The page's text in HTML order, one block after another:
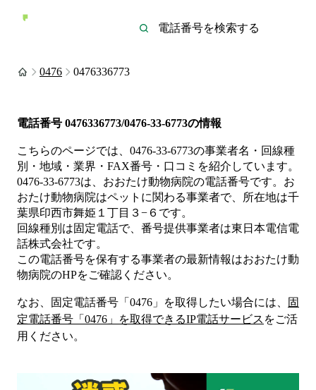
0476 0476336773
電話番号 0476336773/0476-33-6773の情報
こちらのページでは、 0476-33-6773の事業者名・回線種
別・地域・業界・FAX番号・口コミを紹介しています。
0476-33-6773は、 おおたけ動物病院の電話番号です。 お
おたけ動物病院はペット に関わる事業者で、所在地は千
葉県印西市舞姫１丁目３−６ です。
回線種別は固定電話で、番号提供事業者は東日本電信電
話株式会社です。
この電話番号を保有する事業者の最新情報はおおたけ動
物病院のHPをご確認ください。
なお、固定電話番号「 0476 」を取得したい場合には、
固
定電話番号「 0476 」を取得できるIP電話サービス をご活
用ください。